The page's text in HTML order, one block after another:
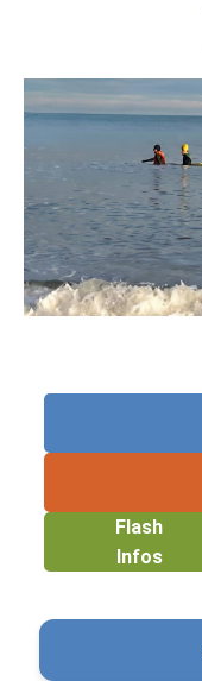
Flash
Infos